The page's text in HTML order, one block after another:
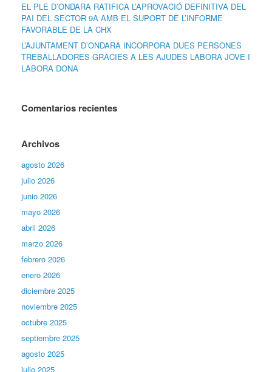
EL PLE D’ONDARA RATIFICA L’APROVACIÓ DEFINITIVA DEL
PAI DEL SECTOR 9A AMB EL SUPORT DE L’INFORME
FAVORABLE DE LA CHX
L’AJUNTAMENT D’ONDARA INCORPORA DUES PERSONES
TREBALLADORES GRÀCIES A LES AJUDES LABORA JOVE I
LABORA DONA
Comentarios recientes
Archivos
agosto 2026
julio 2026
junio 2026
mayo 2026
abril 2026
marzo 2026
febrero 2026
enero 2026
diciembre 2025
noviembre 2025
octubre 2025
septiembre 2025
agosto 2025
julio 2025